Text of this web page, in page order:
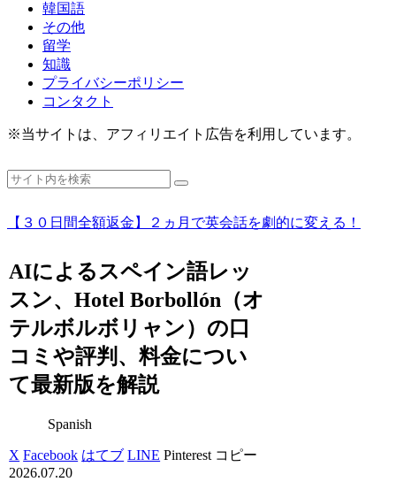
韓国語
その他
留学
知識
プライバシーポリシー
コンタクト
※当サイトは、アフィリエイト広告を利用しています。
【３０日間全額返金】２ヵ月で英会話を劇的に変える！
AIによるスペイン語レッ
スン、Hotel Borbollón（オ
テルボルボリャン）の口
コミや評判、料金につい
て最新版を解説
Spanish
X Facebook はてブ LINE Pinterest コピー
2026.07.20